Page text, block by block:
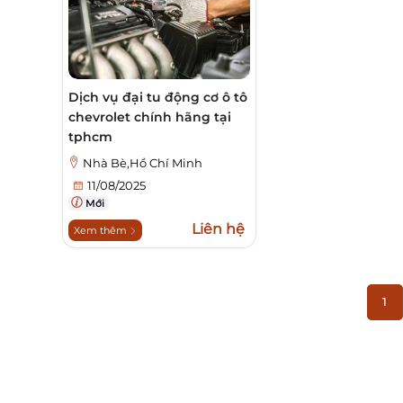
Dịch vụ đại tu động cơ ô tô
chevrolet chính hãng tại
tphcm
Nhà Bè,Hồ Chí Minh
11/08/2025
Mới
Xem thêm Liên hệ
1